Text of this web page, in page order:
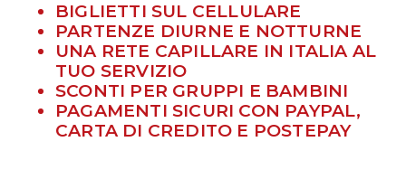
BIGLIETTI SUL CELLULARE
PARTENZE DIURNE E NOTTURNE
UNA RETE CAPILLARE IN ITALIA AL
TUO SERVIZIO
SCONTI PER GRUPPI E BAMBINI
PAGAMENTI SICURI CON PAYPAL,
CARTA DI CREDITO E POSTEPAY